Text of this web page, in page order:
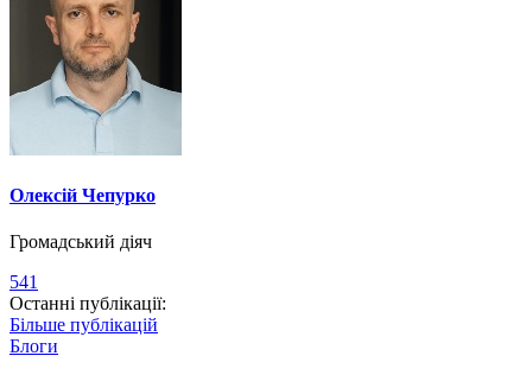
Олексій Чепурко
Громадський діяч
541
Останні публікації:
Більше публікацій
Блоги